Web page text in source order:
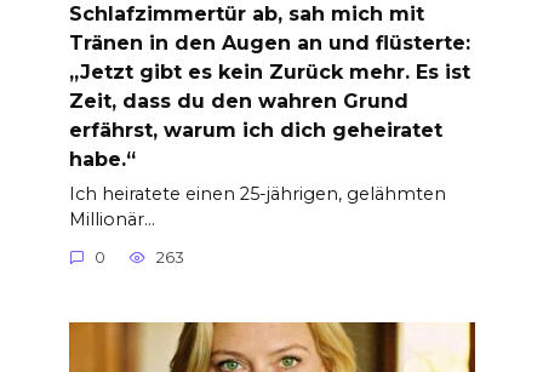
Schlafzimmertür ab, sah mich mit
Tränen in den Augen an und flüsterte:
„Jetzt gibt es kein Zurück mehr. Es ist
Zeit, dass du den wahren Grund
erfährst, warum ich dich geheiratet
habe.“
Ich heiratete einen 25-jährigen, gelähmten
Millionär…
0 263